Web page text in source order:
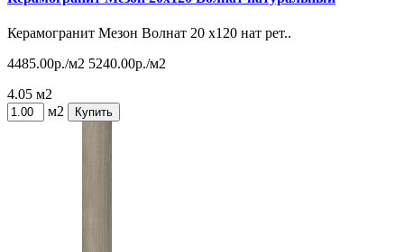
Керамогранит Мезон Волнат 20 х120 нат рет..
4485.00р./м2 5240.00р./м2
4.05 м2
м2
Купить